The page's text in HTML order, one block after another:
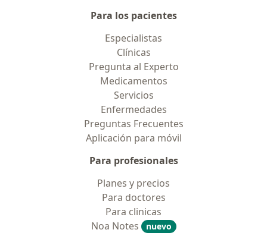
Para los pacientes
Especialistas
Clínicas
Pregunta al Experto
Medicamentos
Servicios
Enfermedades
Preguntas Frecuentes
Aplicación para móvil
Para profesionales
Planes y precios
Para doctores
Para clinicas
Noa Notes
nuevo